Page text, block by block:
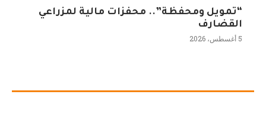
“تمويل ومحفظة”.. محفزات مالية لمزراعي
القضارف
5 أغسطس، 2026